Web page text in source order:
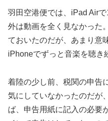
羽田空港便では、iPad Air
外は動画を全く見なかった
ておいたのだが、あまり意
iPhoneでずっと音楽を聴き
着陸の少し前、税関の申告
気にしていなかったのだが
ば、申告用紙に記入の必要